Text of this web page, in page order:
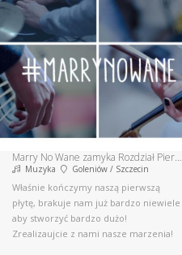
Marry No Wane zamyka Rozdział Pierwszy
Muzyka Goleniów / Szczecin
Właśnie kończymy naszą pierwszą
płytę, brakuje nam już bardzo niewiele
aby stworzyć bardzo dużo!
Zrealizaujcie z nami nasze marzenia!